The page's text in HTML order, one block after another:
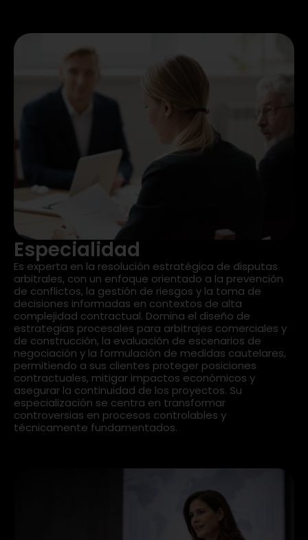
Especialidad
Es experta en la resolución estratégica de disputas
arbitrales, con un enfoque orientado a la prevención
de conflictos, la gestión de riesgos y la toma de
decisiones informadas en contextos de alta
complejidad contractual. Domina el diseño de
estrategias procesales para arbitrajes comerciales y
de construcción, la evaluación de escenarios de
negociación y la formulación de medidas cautelares,
permitiendo a sus clientes proteger posiciones
contractuales, mitigar impactos económicos y
asegurar la continuidad de los proyectos. Su
especialización se centra en transformar
controversias en procesos controlables y
técnicamente fundamentados.